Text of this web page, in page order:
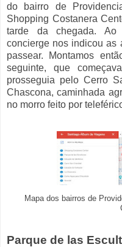
do bairro de
Shopping Costanera
tarde da chegada. Ao
concierge nos indicou as
passear. Montamos
seguinte, que
prosseguia pelo Cerro
Chascona, caminhada
no morro feito por
Mapa dos bairros de
Parque de las